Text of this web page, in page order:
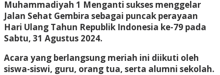
Muhammadiyah 1 Menganti sukses menggelar
Jalan Sehat Gembira sebagai puncak perayaan
Hari Ulang Tahun Republik Indonesia ke-79 pada
Sabtu, 31 Agustus 2024.
Acara yang berlangsung meriah ini diikuti oleh
siswa-siswi, guru, orang tua, serta alumni sekolah.